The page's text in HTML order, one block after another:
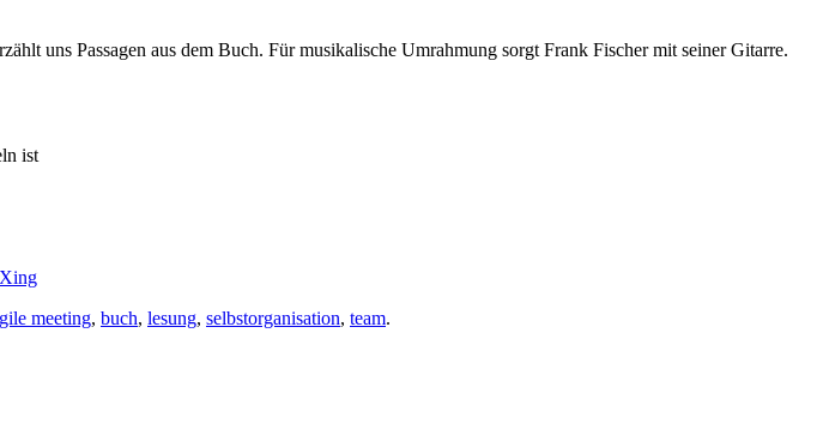
uns Passagen aus dem Buch. Für musikalische Umrahmung sorgt Frank Fischer mit seiner Gitarre.
ist
Xing
meeting, buch, lesung, selbstorganisation, team.